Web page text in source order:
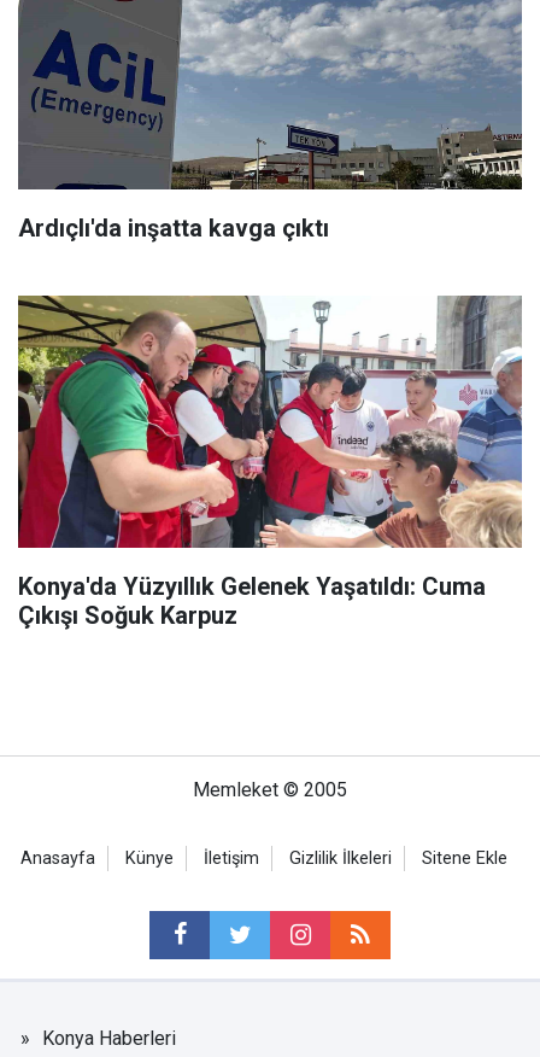
Ardıçlı'da inşatta kavga çıktı
Konya'da Yüzyıllık Gelenek Yaşatıldı: Cuma
Çıkışı Soğuk Karpuz
Memleket © 2005
Anasayfa Künye İletişim Gizlilik İlkeleri Sitene Ekle
Konya Haberleri